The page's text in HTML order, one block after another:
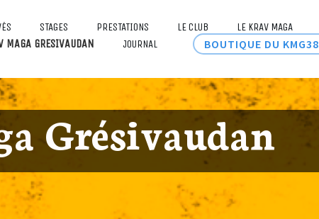
STAGES PRESTATIONS LE CLUB LE KRAV MAGA
MAGA GRESIVAUDAN JOURNAL BOUTIQUE DU KMG38
Grésivaudan